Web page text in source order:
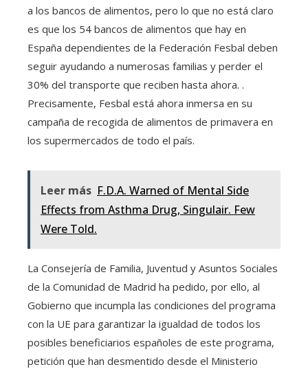
a los bancos de alimentos, pero lo que no está claro
es que los 54 bancos de alimentos que hay en
España dependientes de la Federación Fesbal deben
seguir ayudando a numerosas familias y perder el
30% del transporte que reciben hasta ahora. .
Precisamente, Fesbal está ahora inmersa en su
campaña de recogida de alimentos de primavera en
los supermercados de todo el país.
Leer más F.D.A. Warned of Mental Side
Effects from Asthma Drug, Singulair. Few
Were Told.
La Consejería de Familia, Juventud y Asuntos Sociales
de la Comunidad de Madrid ha pedido, por ello, al
Gobierno que incumpla las condiciones del programa
con la UE para garantizar la igualdad de todos los
posibles beneficiarios españoles de este programa,
petición que han desmentido desde el Ministerio